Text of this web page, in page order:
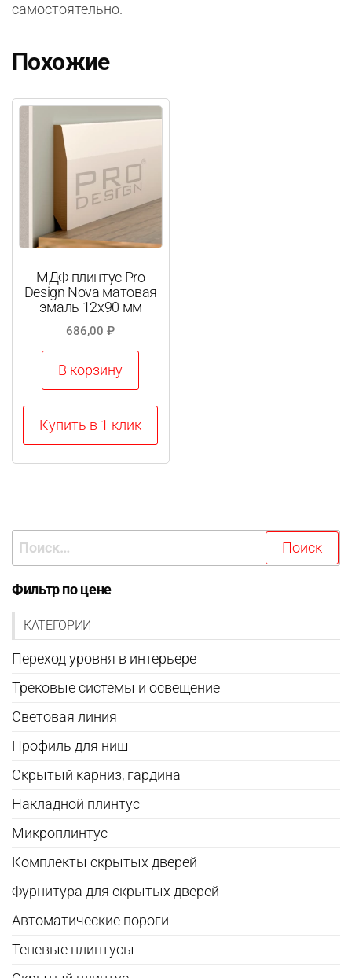
самостоятельно.
Похожие
МДФ плинтус Pro
Design Nova матовая
эмаль 12х90 мм
686,00₽
В корзину
Купить в 1 клик
Найти:
Фильтр по цене
КАТЕГОРИИ
Переход уровня в интерьере
Трековые системы и освещение
Световая линия
Профиль для ниш
Скрытый карниз, гардина
Накладной плинтус
Микроплинтус
Комплекты скрытых дверей
Фурнитура для скрытых дверей
Автоматические пороги
Теневые плинтусы